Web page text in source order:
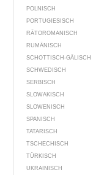
POLNISCH
PORTUGIESISCH
RÄTOROMANISCH
RUMÄNISCH
SCHOTTISCH-GÄLISCH
SCHWEDISCH
SERBISCH
SLOWAKISCH
SLOWENISCH
SPANISCH
TATARISCH
TSCHECHISCH
TÜRKISCH
UKRAINISCH